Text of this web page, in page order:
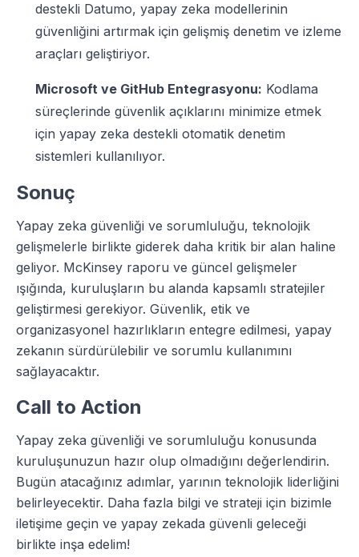
destekli Datumo, yapay zeka modellerinin
güvenliğini artırmak için gelişmiş denetim ve izleme
araçları geliştiriyor.
Microsoft ve GitHub Entegrasyonu: Kodlama
süreçlerinde güvenlik açıklarını minimize etmek
için yapay zeka destekli otomatik denetim
sistemleri kullanılıyor.
Sonuç
Yapay zeka güvenliği ve sorumluluğu, teknolojik
gelişmelerle birlikte giderek daha kritik bir alan haline
geliyor. McKinsey raporu ve güncel gelişmeler
ışığında, kuruluşların bu alanda kapsamlı stratejiler
geliştirmesi gerekiyor. Güvenlik, etik ve
organizasyonel hazırlıkların entegre edilmesi, yapay
zekanın sürdürülebilir ve sorumlu kullanımını
sağlayacaktır.
Call to Action
Yapay zeka güvenliği ve sorumluluğu konusunda
kuruluşunuzun hazır olup olmadığını değerlendirin.
Bugün atacağınız adımlar, yarının teknolojik liderliğini
belirleyecektir. Daha fazla bilgi ve strateji için bizimle
iletişime geçin ve yapay zekada güvenli geleceği
birlikte inşa edelim!